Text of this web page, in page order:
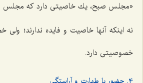
«مجلس صبح، یك خاصیتی دارد كه مجلس
نه اینكه آنها خاصیت و فایده
خصوصیتی دارد.